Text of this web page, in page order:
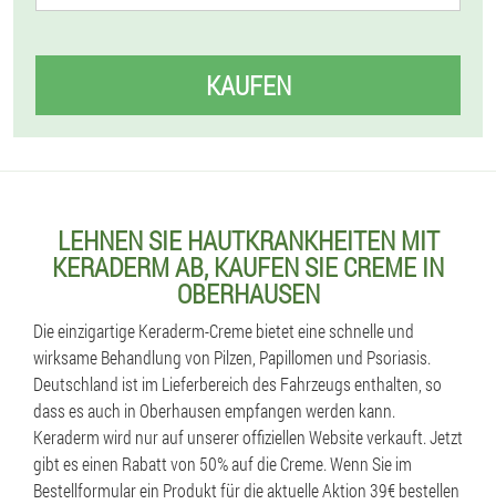
KAUFEN
LEHNEN SIE HAUTKRANKHEITEN MIT
KERADERM AB, KAUFEN SIE CREME IN
OBERHAUSEN
Die einzigartige Keraderm-Creme bietet eine schnelle und
wirksame Behandlung von Pilzen, Papillomen und Psoriasis.
Deutschland ist im Lieferbereich des Fahrzeugs enthalten, so
dass es auch in Oberhausen empfangen werden kann.
Keraderm wird nur auf unserer offiziellen Website verkauft. Jetzt
gibt es einen Rabatt von 50% auf die Creme. Wenn Sie im
Bestellformular ein Produkt für die aktuelle Aktion 39€ bestellen